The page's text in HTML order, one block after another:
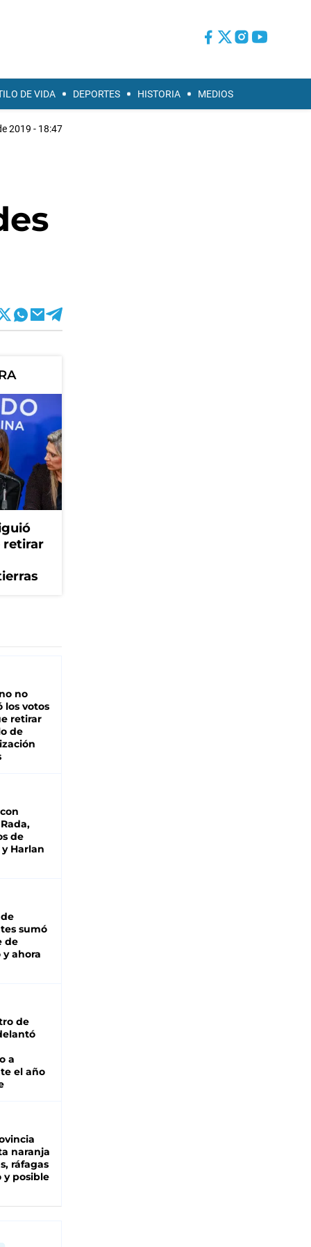
DE VIDA DEPORTES HISTORIA MEDIOS
2019 - 18:47
retirar
no
los votos
retirar
de
de
Harlan
sumó
de
y ahora
de
a
el año
naranja
ráfagas
y posible